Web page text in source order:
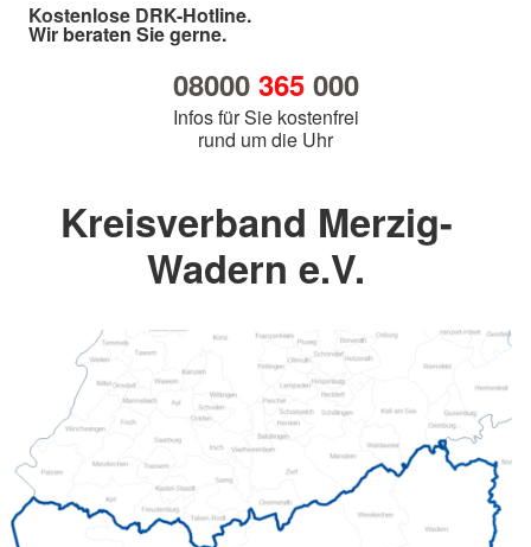
Kostenlose DRK-Hotline.
Wir beraten Sie gerne.
08000 365000
Infos für Sie kostenfrei
rund um die Uhr
Kreisverband Merzig-
Wadern e.V.